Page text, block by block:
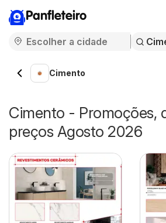
Panfleteiro
Cimento
Cimento - Promoções,
preços Agosto 2026